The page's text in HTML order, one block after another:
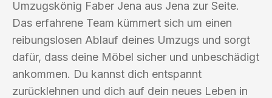
Umzugskönig Faber Jena aus Jena zur Seite.
Das erfahrene Team kümmert sich um einen
reibungslosen Ablauf deines Umzugs und sorgt
dafür, dass deine Möbel sicher und unbeschädigt
ankommen. Du kannst dich entspannt
zurücklehnen und dich auf dein neues Leben in